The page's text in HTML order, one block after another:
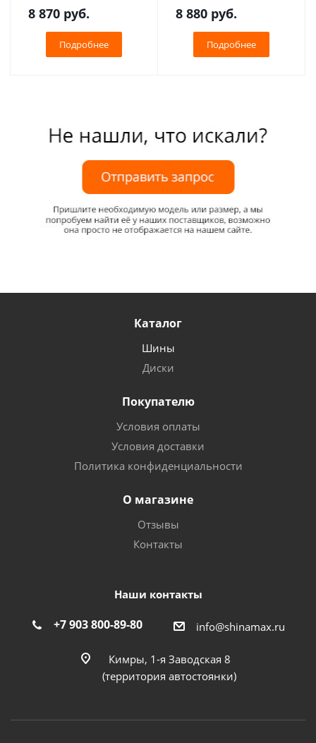
8 870 руб.
Подробнее
8 880 руб.
Подробнее
Каталог
Шины
Диски
Покупателю
Условия оплаты
Условия доставки
Политика конфиденциальности
О магазине
Отзывы
Контакты
Наши контакты
+7 903 800-89-80 info@shinamax.ru
Кимры, 1-я Заводская 8
(территория автостоянки)